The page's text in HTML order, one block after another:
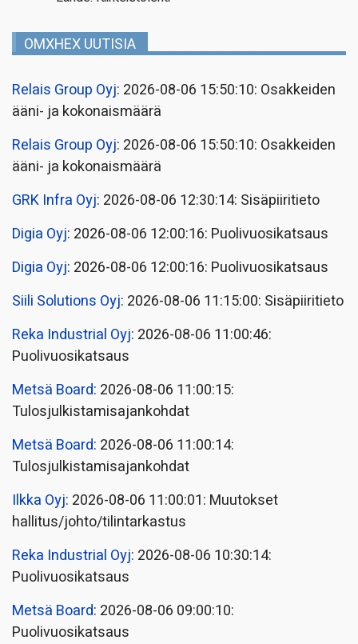
OMXHEX UUTISIA
Relais Group Oyj: 2026-08-06 15:50:10: Osakkeiden
ääni- ja kokonaismäärä
Relais Group Oyj: 2026-08-06 15:50:10: Osakkeiden
ääni- ja kokonaismäärä
GRK Infra Oyj: 2026-08-06 12:30:14: Sisäpiiritieto
Digia Oyj: 2026-08-06 12:00:16: Puolivuosikatsaus
Digia Oyj: 2026-08-06 12:00:16: Puolivuosikatsaus
Siili Solutions Oyj: 2026-08-06 11:15:00: Sisäpiiritieto
Reka Industrial Oyj: 2026-08-06 11:00:46:
Puolivuosikatsaus
Metsä Board: 2026-08-06 11:00:15:
Tulosjulkistamisajankohdat
Metsä Board: 2026-08-06 11:00:14:
Tulosjulkistamisajankohdat
Ilkka Oyj: 2026-08-06 11:00:01: Muutokset
hallitus/johto/tilintarkastus
Reka Industrial Oyj: 2026-08-06 10:30:14:
Puolivuosikatsaus
Metsä Board: 2026-08-06 09:00:10:
Puolivuosikatsaus